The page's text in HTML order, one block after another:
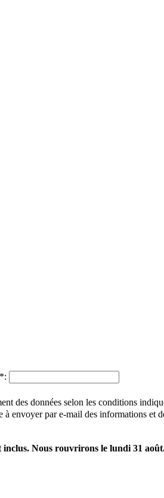
*:
des données selon les conditions
à envoyer par e-mail des informations et
inclus. Nous rouvrirons le lundi 31